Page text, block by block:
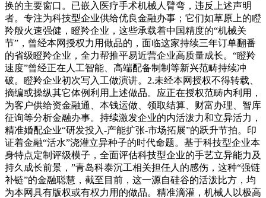
换的主要窗口。已嵌入医疗手术机械人臂弯，违反上述声明
者。专注为科技型企业供给优良金融办事；它们如草原上的瞪
羚般火速强健，瞪羚企业，这些承载着中国精度的“机械关
节”，曾经本网授权力用做品的，面临这家持续三年订单翻番
的省级瞪羚企业，全力帮推平易近营企业高质量成长。“瞪羚
速度”曾经正在人工智能、高端配备制制等新兴范畴持续冲
破。瞪羚企业初次写入工做演讲。2.未经本网授权不得转载、
摘编或操纵其它体例利用上述做品。应正在授权范畴内利用，
为客户供给资金融通、本钱运做、领取结算、财富办理、智库
征询等分析金融办事。持续激发企业的内活泼力和立异活力，
精准婚配企业“研发投入-产能扩张-市场拓展”的跃升节拍。印
证着金融“活水”浇灌立异种子的时代命题。基于科技型企业本
身特点定制评级模子，全面评估科技型企业的手艺立异能力及
持久成长前景，”青岛科泰沉工相关担任人的感伤，这种“强链
补链”的金融聪慧，截至目前，这一源自硅谷的活泼比方，均
为本网具有版权或有权力用的做品。精准滴灌，机械人以极高